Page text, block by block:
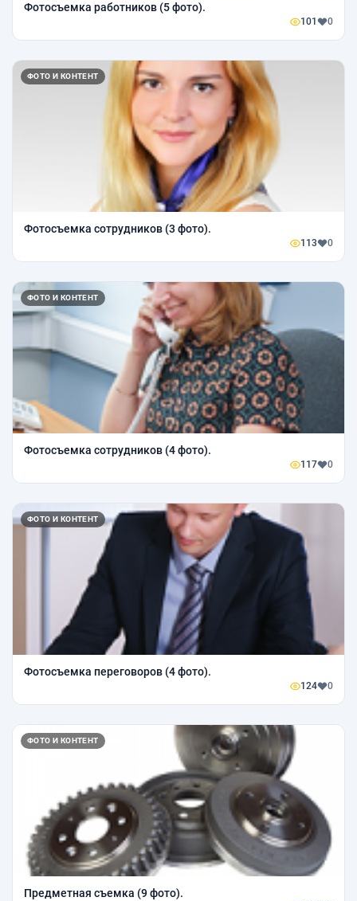
Фотосъемка работников (5 фото).
101 0
ФОТО И КОНТЕНТ
Фотосъемка сотрудников (3 фото).
113 0
ФОТО И КОНТЕНТ
Фотосъемка сотрудников (4 фото).
117 0
ФОТО И КОНТЕНТ
Фотосъемка переговоров (4 фото).
124 0
ФОТО И КОНТЕНТ
Предметная съемка (9 фото).